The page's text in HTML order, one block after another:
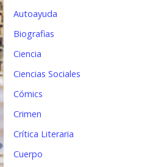
a
a
Autoayuda
Biografias
Ciencia
Ciencias Sociales
Cómics
Crimen
Crítica Literaria
Cuerpo